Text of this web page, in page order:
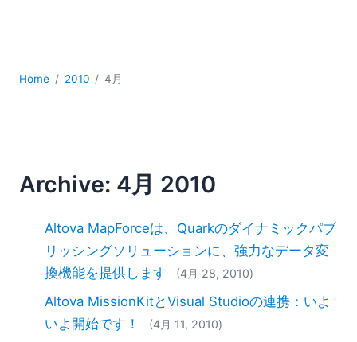
モバイルアプリケーション開発
2026
2024
2023
2022
2020
2019
Home 2010 4月
Archive: 4月 2010
Altova MapForceは、Quarkのダイナミックパブ
リッシングソリューションに、強力なデータ変
換機能を提供します
(4月 28, 2010)
Altova MissionKitとVisual Studioの連携：いよ
いよ開始です！
(4月 11, 2010)